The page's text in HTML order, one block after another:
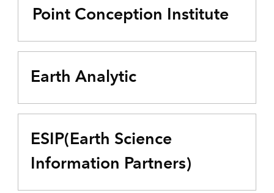
Point Conception Institute
Earth Analytic
ESIP(Earth Science
Information Partners)